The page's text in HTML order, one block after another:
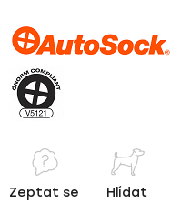
Zeptat se Hlídat